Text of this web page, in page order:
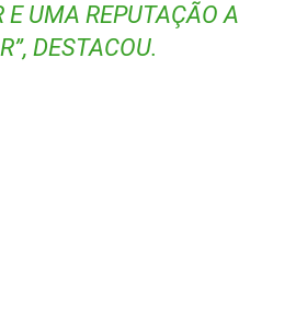
E UMA REPUTAÇÃO A
DESTACOU.